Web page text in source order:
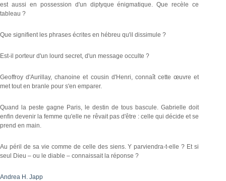
est aussi en possession d'un diptyque énigmatique. Que recèle ce
tableau ?
Que signifient les phrases écrites en hébreu qu'il dissimule ?
Est-il porteur d'un lourd secret, d'un message occulte ?
Geoffroy d'Aurillay, chanoine et cousin d'Henri, connaît cette œuvre et
met tout en branle pour s'en emparer.
Quand la peste gagne Paris, le destin de tous bascule. Gabrielle doit
enfin devenir la femme qu'elle ne rêvait pas d'être : celle qui décide et se
prend en main.
Au péril de sa vie comme de celle des siens. Y parviendra-t-elle ? Et si
seul Dieu – ou le diable – connaissait la réponse ?
Andrea H. Japp